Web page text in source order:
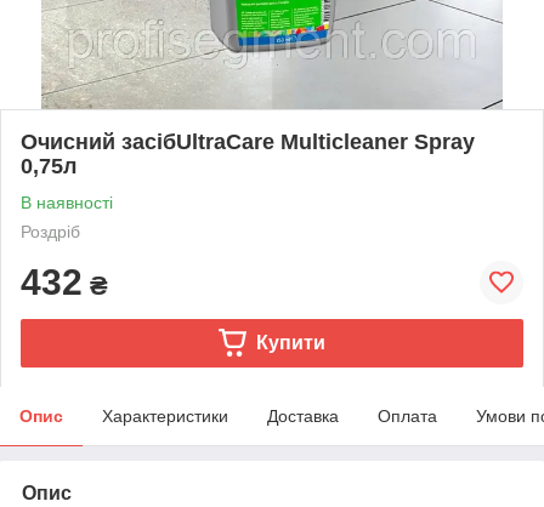
Очисний засібUltraCare Multicleaner Spray
0,75л
В наявності
Роздріб
432 ₴
Купити
Опис Характеристики Доставка Оплата Умови
Опис